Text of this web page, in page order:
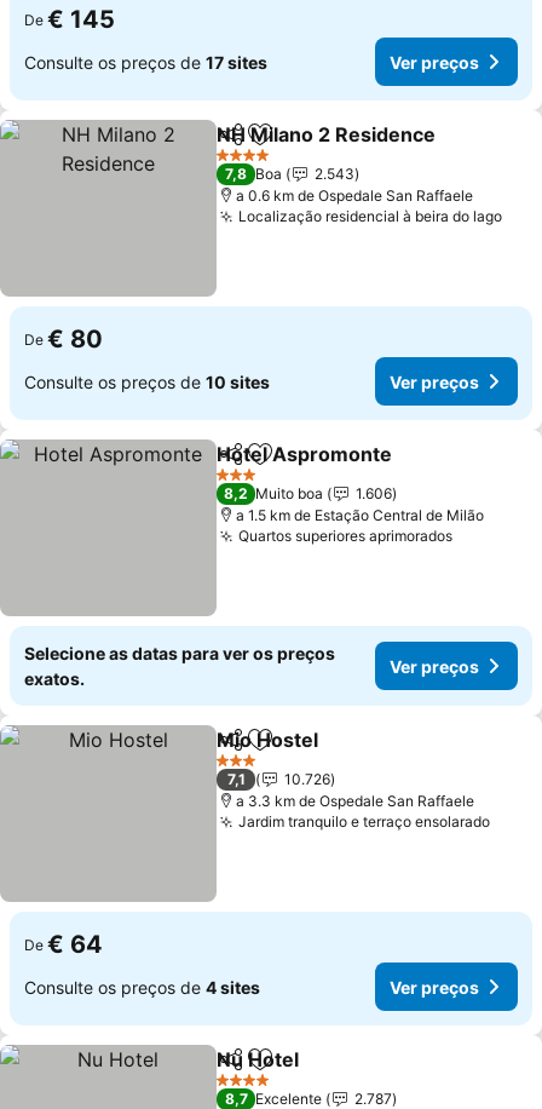
De € 145
Consulte os preços de 17 sites Ver preços
PartilharAdicionar aos favoritos
NH Milano 2 Residence
4 Estrelas
7,8 Boa
2.543
a 0.6 km de Ospedale San Raffaele
Localização residencial à beira do lago
De € 80
Consulte os preços de 10 sites Ver preços
PartilharAdicionar aos favoritos
Hotel Aspromonte
3 Estrelas
8,2 Muito boa
1.606
a 1.5 km de Estação Central de Milão
Quartos superiores aprimorados
Selecione as datas para ver os preços
exatos.
Ver preços
PartilharAdicionar aos favoritos
Mio Hostel
3 Estrelas
7,1
10.726
a 3.3 km de Ospedale San Raffaele
Jardim tranquilo e terraço ensolarado
De € 64
Consulte os preços de 4 sites Ver preços
PartilharAdicionar aos favoritos
Nu Hotel
4 Estrelas
8,7 Excelente
2.787